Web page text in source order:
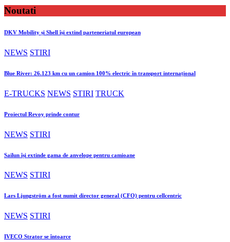
Noutati
DKV Mobility și Shell își extind parteneriatul european
NEWS STIRI
Blue River: 26.123 km cu un camion 100% electric în transport internațional
E-TRUCKS NEWS STIRI TRUCK
Proiectul Revoy prinde contur
NEWS STIRI
Sailun își extinde gama de anvelope pentru camioane
NEWS STIRI
Lars Ljungström a fost numit director general (CFO) pentru cellcentric
NEWS STIRI
IVECO Strator se întoarce